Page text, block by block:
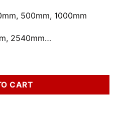
500mm, 1000mm
2540mm…
CART